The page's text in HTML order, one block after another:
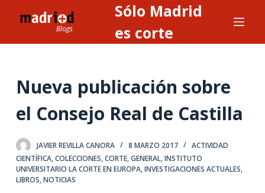
l
o
n
Sólo Madrid
es corte
Nueva publicación sobre
el Consejo Real de Castilla
JAVIER REVILLA CANORA 8 MARZO 2017
ACTIVIDAD
CIENTÍFICA,COLECCIONES,CORTE,GENERAL,INSTITUTO
UNIVERSITARIO LA CORTE EN EUROPA,INVESTIGACIONES ACTUALES,
LIBROS,NOTICIAS